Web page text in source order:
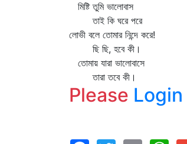
মিষ্টি তুমি ভালোবাস
তাই কি ঘরে পরে
লোভী বলে তোমার নিন্দে করে!
ছি ছি, হবে কী।
তোমায় যারা ভালোবাসে
তারা তবে কী।
Please Login